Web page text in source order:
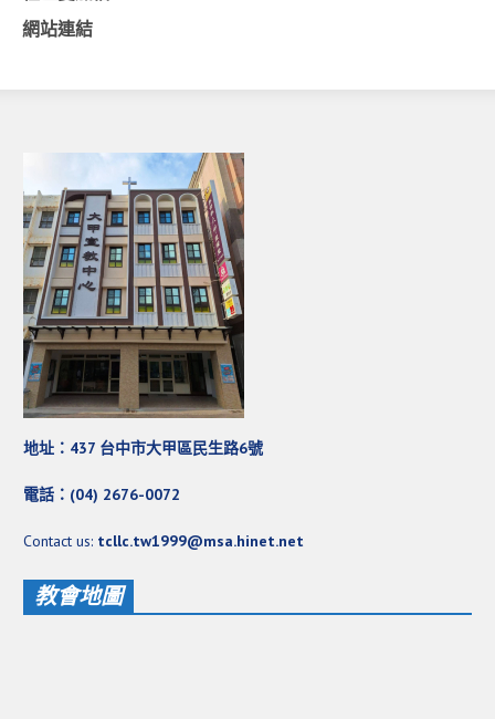
教會節慶_2025年
教會節慶_2021年
教會節慶_2020年
教會節慶_2019年
教會節慶_2018年
教會節慶_2017年
教會節慶_2016年
活動影音_2026年
網站連結
地址：437 台中市大甲區民生路6號
電話：(04) 2676-0072
Contact us: tcllc.tw1999@msa.hinet.net
教會地圖